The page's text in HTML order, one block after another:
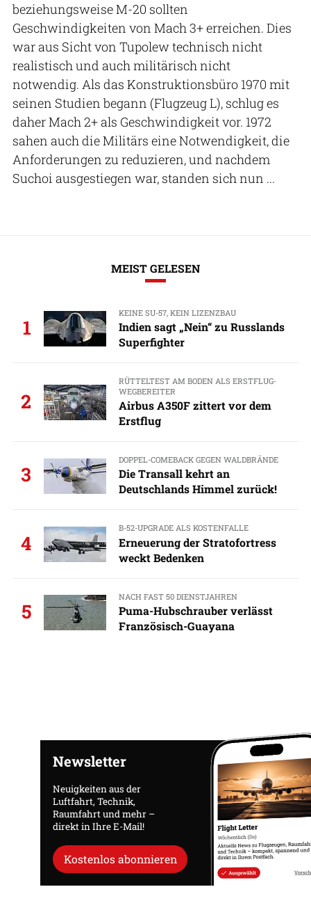
beziehungsweise M-20 sollten
Geschwindigkeiten von Mach 3+ erreichen. Dies
war aus Sicht von Tupolew technisch nicht
realistisch und auch militärisch nicht
notwendig. Als das Konstruktionsbüro 1970 mit
seinen Studien begann (Flugzeug L), schlug es
daher Mach 2+ als Geschwindigkeit vor. 1972
sahen auch die Militärs eine Notwendigkeit, die
Anforderungen zu reduzieren, und nachdem
Suchoi ausgestiegen war, standen sich nun ...
MEIST GELESEN
1
KEINE SU-57, KEIN LIZENZBAU
Indien sagt „Nein“ zu Russlands
Superfighter
2
RÜTTELTEST AM BODEN ALS ERSTFLUG-
WEGBEREITER
Airbus A350F zittert vor dem
Erstflug
3
DOPPEL-COMEBACK GEGEN WALDBRÄNDE
Die Transall kehrt an
Deutschlands Himmel zurück!
4
B-52-UPGRADE ALS KOSTENFALLE
Erneuerung der Stratofortress
weckt Bedenken
5
NACH FAST 50 DIENSTJAHREN
Puma-Hubschrauber verlässt
Französisch-Guayana
Newsletter
Neuigkeiten aus der
Luftfahrt, Technik,
Raumfahrt und mehr –
direkt in Ihre E-Mail!
Kostenlos abonnieren